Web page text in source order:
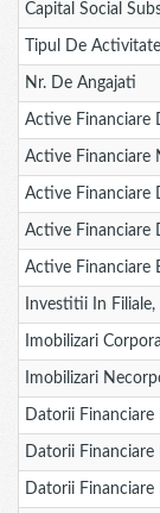
Capital Social
Tipul De
Nr. De Angajati
Active Financiare
Active Financiare
Active Financiare
Active Financiare
Active Financiare
Investitii In
Imobilizari
Imobilizari
Datorii Financiare
Datorii Financiare
Datorii